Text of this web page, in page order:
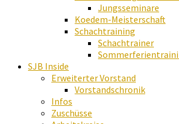
Jungsseminare
Koedem-Meisterschaft
Schachtraining
Schachtrainer
SJB Inside
Erweiterter Vorstand
Vorstandschronik
Infos
Zuschüsse